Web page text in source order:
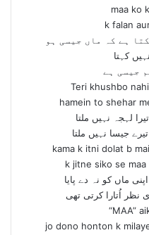
maa ko
k falan
ہے کہ ماں جیسی ہو
کہتا
جیسی ہے
Teri khushbo
hamein to shehar
لہجہ نہیں ملتا
جیسا نہیں ملتا
kama k itni dolat b
k jitne siko se
ماں کو نہ دے پایا
اُتارا کرتی تھی
“MAA”
jo dono honton k